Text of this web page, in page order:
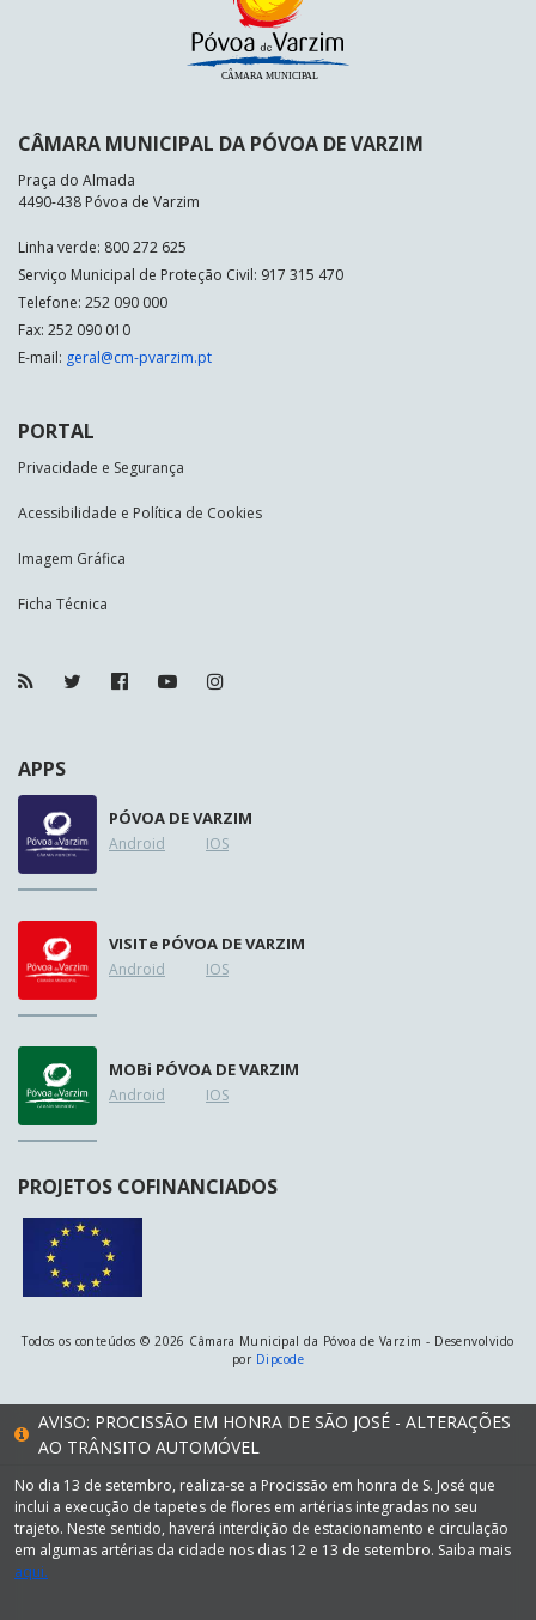
CÂMARA MUNICIPAL DA PÓVOA DE VARZIM
Praça do Almada
4490-438 Póvoa de Varzim
Linha verde: 800 272 625
Serviço Municipal de Proteção Civil: 917 315 470
Telefone: 252 090 000
Fax: 252 090 010
E-mail: geral@cm-pvarzim.pt
PORTAL
Privacidade e Segurança
Acessibilidade e Política de Cookies
Imagem Gráfica
Ficha Técnica
APPS
PÓVOA DE VARZIM
Android IOS
VISITe PÓVOA DE VARZIM
Android IOS
MOBi PÓVOA DE VARZIM
Android IOS
PROJETOS COFINANCIADOS
Todos os conteúdos © 2026 Câmara Municipal da Póvoa de Varzim - Desenvolvido
por Dipcode
AVISO: PROCISSÃO EM HONRA DE SÃO JOSÉ - ALTERAÇÕES
AO TRÂNSITO AUTOMÓVEL
No dia 13 de setembro, realiza-se a Procissão em honra de S. José que
inclui a execução de tapetes de flores em artérias integradas no seu
trajeto. Neste sentido, haverá interdição de estacionamento e circulação
em algumas artérias da cidade nos dias 12 e 13 de setembro. Saiba mais
aqui.